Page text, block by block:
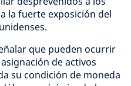
la fuerte exposición del
que pueden ocurrir
de activos
su condición de moneda